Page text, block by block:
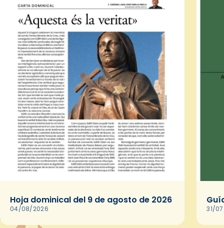
Hoja dominical del 9 de agosto de 2026
04/08/2026 31/